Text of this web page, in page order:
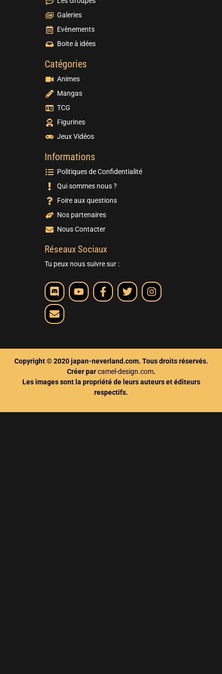
Galeries
Evènements
Boite à idées
Catégories
Animes
Mangas
TCG
Figurines
Jeux Vidéos
Informations
Politiques de Confidentialité
Qui sommes nous ?
Foire aux questions
Nos partenaires
Nous Contacter
Réseaux Sociaux
Tu peux nous suivre sur :
Copyright © 2020 japan-neverland.com. Tous droits réservés.
Créer parcamel-design.com.
Les images sont la propriété de leurs auteurs et éditeurs
respectifs.